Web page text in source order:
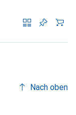
Nach oben